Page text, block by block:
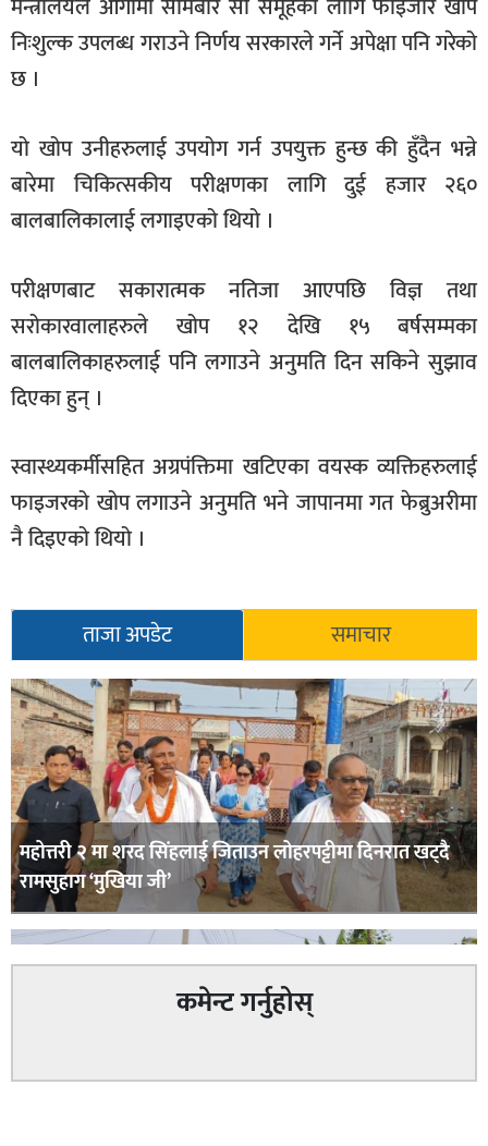
स्वास्थ्य
मन्त्रालयले आगामी सोमबार सो समूहका लागि फाइजार खोप
निःशुल्क उपलब्ध गराउने निर्णय सरकारले गर्ने अपेक्षा पनि गरेको
छ ।
यो खोप उनीहरुलाई उपयोग गर्न उपयुक्त हुन्छ की हुँदैन भन्ने
बारेमा चिकित्सकीय परीक्षणका लागि दुई हजार २६०
बालबालिकालाई लगाइएको थियो ।
परीक्षणबाट सकारात्मक नतिजा आएपछि विज्ञ तथा
सरोकारवालाहरुले खोप १२ देखि १५ बर्षसम्मका
बालबालिकाहरुलाई पनि लगाउने अनुमति दिन सकिने सुझाव
दिएका हुन् ।
स्वास्थ्यकर्मीसहित अग्रपंक्तिमा खटिएका वयस्क व्यक्तिहरुलाई
फाइजरको खोप लगाउने अनुमति भने जापानमा गत फेब्रुअरीमा
नै दिइएको थियो ।
ताजा अपडेट समाचार
महोत्तरी २ मा शरद सिंहलाई जिताउन लोहरपट्टीमा दिनरात खट्दै
रामसुहाग ‘मुखिया जी’
कमेन्ट गर्नुहोस्